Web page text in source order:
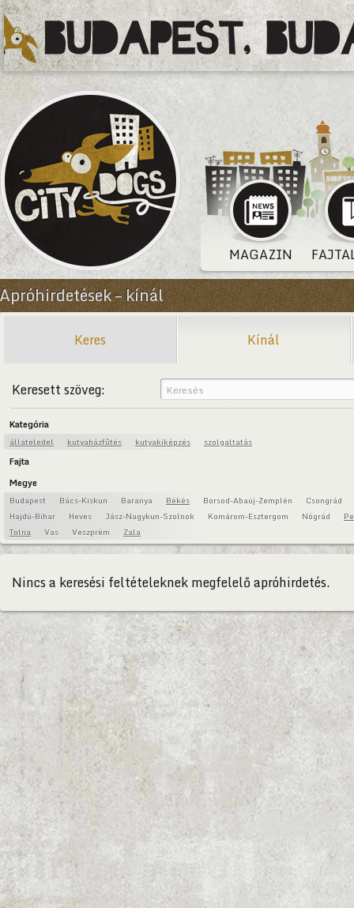
MAGAZIN
Apróhirdetések – kínál
Keres Kínál
Keresett szöveg:
Kategória
állateledel kutyaházfűtés kutyakiképzés szolgaltatás
Fajta
Megye
Budapest Bács-Kiskun Baranya Békés Borsod-Abaúj-Zemplén
Csongrád
Hajdú-Bihar
Heves Jász-Nagykun-Szolnok Komárom-Esztergom Nógrád
Tolna
Vas Veszprém Zala
Nincs a keresési feltételeknek megfelelő apróhirdetés.